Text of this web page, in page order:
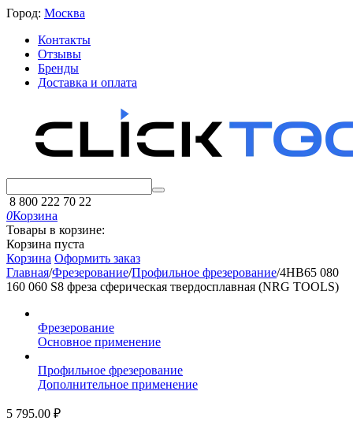
Город: Москва
Контакты
Отзывы
Бренды
Доставка и оплата
8 800 222 70 22
0Корзина
Товары в корзине:
Корзина пуста
Корзина Оформить заказ
Главная/Фрезерование/Профильное фрезерование/4HB65 080
160 060 S8 фреза сферическая твердосплавная (NRG TOOLS)
Фрезерование
Основное применение
Профильное фрезерование
Дополнительное применение
5 795.00 ₽